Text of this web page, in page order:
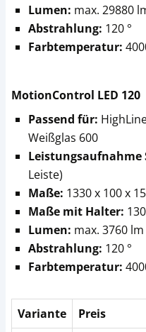
Lumen: max. 29880
Abstrahlung: 120 °
Farbtemperatur:
MotionControl LED 120
Passend für:
Weißglas 600
Leistungsaufnahme
Leiste)
Maße: 1330 x 100 x
Maße mit Halter:
Lumen: max. 3760 lm
Abstrahlung: 120 °
Farbtemperatur:
Variante
Preis